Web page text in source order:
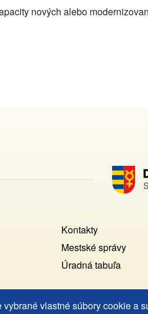
vlastné súbory cookie a
nových alebo
Footer
MENU
Kontakty
Mestské správy
Úradná tabuľa